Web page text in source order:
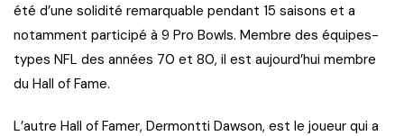
été d’une solidité remarquable pendant 15 saisons et a
notamment participé à 9 Pro Bowls. Membre des équipes-
types NFL des années 70 et 80, il est aujourd’hui membre
du Hall of Fame.
L’autre Hall of Famer, Dermontti Dawson, est le joueur qui a